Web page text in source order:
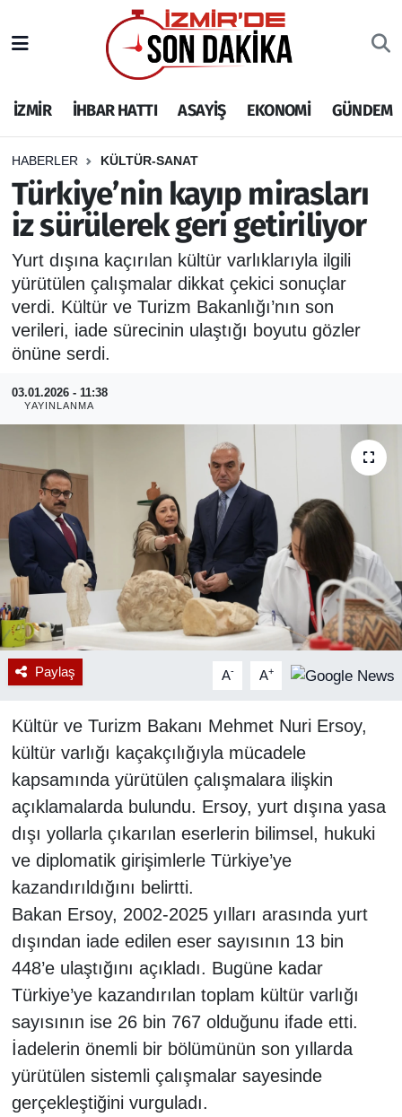
İZMİR İHBAR HATTI ASAYİŞ EKONOMİ GÜNDEM
HABERLER KÜLTÜR-SANAT
Türkiye’nin kayıp mirasları
iz sürülerek geri getiriliyor
Yurt dışına kaçırılan kültür varlıklarıyla ilgili
yürütülen çalışmalar dikkat çekici sonuçlar
verdi. Kültür ve Turizm Bakanlığı’nın son
verileri, iade sürecinin ulaştığı boyutu gözler
önüne serdi.
03.01.2026 - 11:38
YAYINLANMA
Paylaş A- A+
Kültür ve Turizm Bakanı Mehmet Nuri Ersoy,
kültür varlığı kaçakçılığıyla mücadele
kapsamında yürütülen çalışmalara ilişkin
açıklamalarda bulundu. Ersoy, yurt dışına yasa
dışı yollarla çıkarılan eserlerin bilimsel, hukuki
ve diplomatik girişimlerle Türkiye’ye
kazandırıldığını belirtti.
Bakan Ersoy, 2002-2025 yılları arasında yurt
dışından iade edilen eser sayısının 13 bin
448’e ulaştığını açıkladı. Bugüne kadar
Türkiye’ye kazandırılan toplam kültür varlığı
sayısının ise 26 bin 767 olduğunu ifade etti.
İadelerin önemli bir bölümünün son yıllarda
yürütülen sistemli çalışmalar sayesinde
gerçekleştiğini vurguladı.
İHBAR HATTI
DEPREM
GENEL
EKONOMİ
SİYASET
SPOR
ASAYİŞ
İzmir Nöbetçi Eczaneler
İzmir Hava Durumu
İzmir Namaz Vakitleri
İzmir Trafik Yoğunluk Haritası
Puan Durumu ve Fikstür
Tüm Manşetler
Son Dakika Haberleri
Haber Arşivi